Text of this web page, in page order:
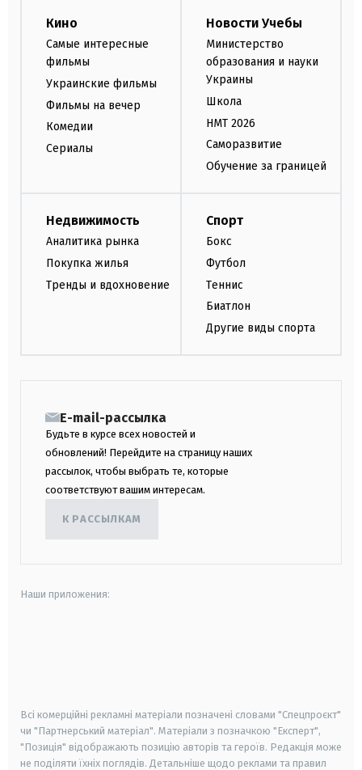
Кино
Самые интересные
фильмы
Украинские фильмы
Фильмы на вечер
Комедии
Сериалы
Новости Учебы
Министерство
образования и науки
Украины
Школа
НМТ 2026
Саморазвитие
Обучение за границей
Недвижимость
Аналитика рынка
Покупка жилья
Тренды и вдохновение
Спорт
Бокс
Футбол
Теннис
Биатлон
Другие виды спорта
E-mail-рассылка
Будьте в курсе всех новостей и
обновлений! Перейдите на страницу наших
рассылок, чтобы выбрать те, которые
соответствуют вашим интересам.
К РАССЫЛКАМ
Наши приложения:
Всі комерційні рекламні матеріали позначені словами "Спецпроєкт"
чи "Партнерський матеріал". Матеріали з позначкою "Експерт",
"Позиція" відображають позицію авторів та героїв. Редакція може
не поділяти їхніх поглядів. Детальніше щодо реклами та правил